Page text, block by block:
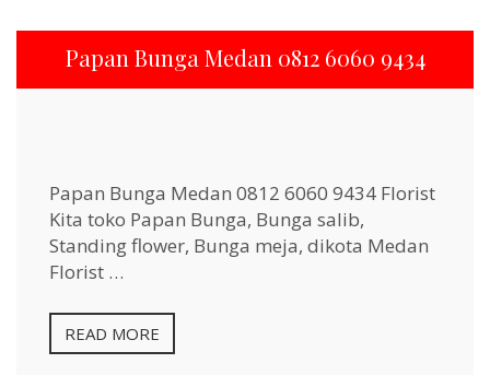
Papan Bunga Medan 0812 6060 9434
Papan Bunga Medan 0812 6060 9434 Florist
Kita toko Papan Bunga, Bunga salib,
Standing flower, Bunga meja, dikota Medan
Florist …
READ MORE